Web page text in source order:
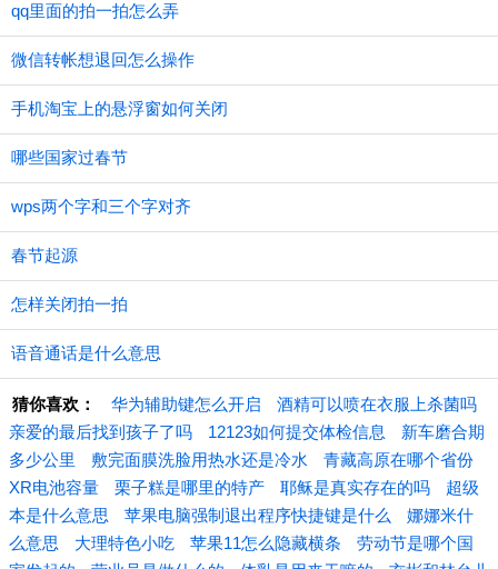
qq里面的拍一拍怎么弄
微信转帐想退回怎么操作
手机淘宝上的悬浮窗如何关闭
哪些国家过春节
wps两个字和三个字对齐
春节起源
怎样关闭拍一拍
语音通话是什么意思
猜你喜欢： 华为辅助键怎么开启
酒精可以喷在衣服上杀菌吗
亲爱的最后找到孩子了吗
12123如何提交体检信息
新车磨合期
多少公里
敷完面膜洗脸用热水还是冷水
青藏高原在哪个省份
XR电池容量
栗子糕是哪里的特产 耶稣是真实存在的吗
超级
本是什么意思
苹果电脑强制退出程序快捷键是什么
娜娜米什
么意思
大理特色小吃 苹果11怎么隐藏横条
劳动节是哪个国